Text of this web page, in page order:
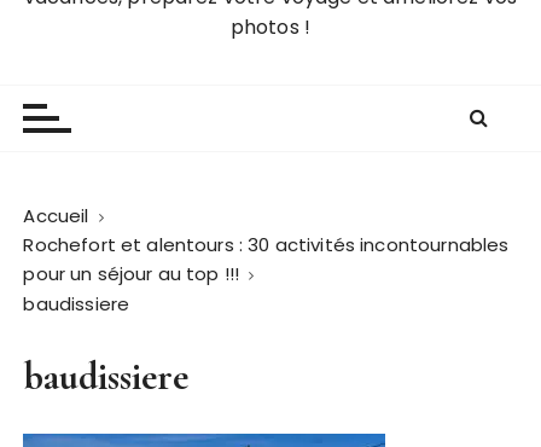
photos !
Accueil
Rochefort et alentours : 30 activités incontournables
pour un séjour au top !!!
baudissiere
baudissiere